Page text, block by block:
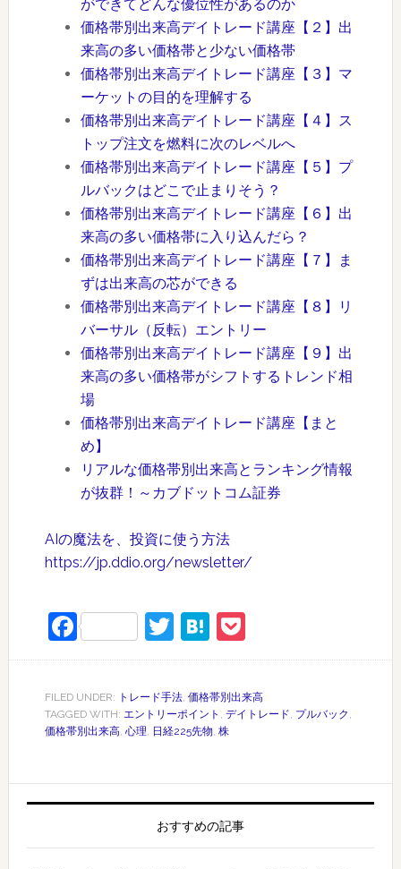
ができてどんな優位性があるのか
価格帯別出来高デイトレード講座【２】出
来高の多い価格帯と少ない価格帯
価格帯別出来高デイトレード講座【３】マ
ーケットの目的を理解する
価格帯別出来高デイトレード講座【４】ス
トップ注文を燃料に次のレベルへ
価格帯別出来高デイトレード講座【５】プ
ルバックはどこで止まりそう？
価格帯別出来高デイトレード講座【６】出
来高の多い価格帯に入り込んだら？
価格帯別出来高デイトレード講座【７】ま
ずは出来高の芯ができる
価格帯別出来高デイトレード講座【８】リ
バーサル（反転）エントリー
価格帯別出来高デイトレード講座【９】出
来高の多い価格帯がシフトするトレンド相
場
価格帯別出来高デイトレード講座【まと
め】
リアルな価格帯別出来高とランキング情報
が抜群！～カブドットコム証券
AIの魔法を、投資に使う方法
https://jp.ddio.org/newsletter/
FacebookTwitterHatena
Pocket
FILED UNDER: トレード手法, 価格帯別出来高
TAGGED WITH: エントリーポイント , デイトレード, プルバック ,
価格帯別出来高, 心理, 日経225先物, 株
おすすめの記事